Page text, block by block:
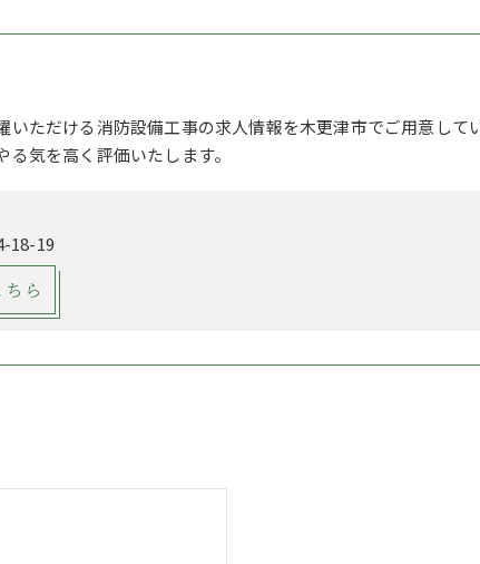
ただける消防設備工事の求人情報を木更津市でご用意して
気を高く評価いたします。
18-19
ら